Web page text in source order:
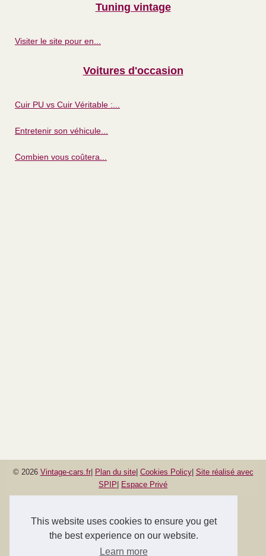
This website uses cookies to ensure you get
the best experience on our website.
Learn more
Tuning vintage
Visiter le site pour en...
Voitures d'occasion
Cuir PU vs Cuir Véritable :...
Entretenir son véhicule...
Combien vous coûtera...
© 2026 Vintage-cars.fr| Plan du site| Cookies Policy| Site réalisé avec
SPIP| Espace Privé